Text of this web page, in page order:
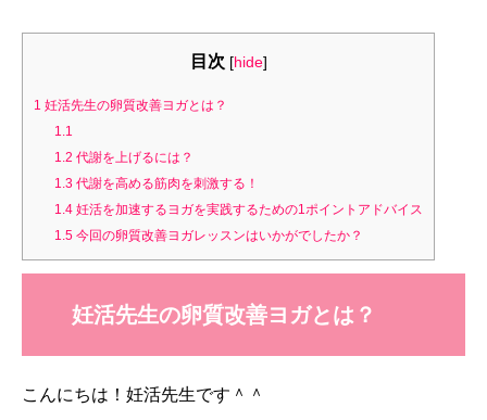
目次 [hide]
1 妊活先生の卵質改善ヨガとは？
1.1
1.2 代謝を上げるには？
1.3代謝を高める筋肉を刺激する！
1.4妊活を加速するヨガを実践するための1ポイントアドバイス
1.5今回の卵質改善ヨガレッスンはいかがでしたか？
妊活先生の卵質改善ヨガとは？
こんにちは！妊活先生です＾＾